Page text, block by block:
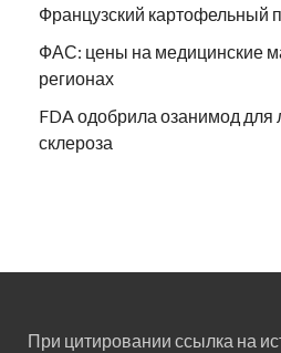
Французский картофельный
ФАС: цены на медицинские
регионах
FDA одобрила озанимод для
склероза
При цитировании ссылка на